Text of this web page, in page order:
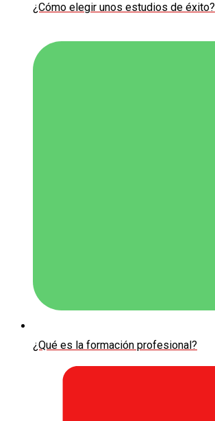
¿Cómo elegir unos estudios de éxito?
¿Qué es la formación profesional?